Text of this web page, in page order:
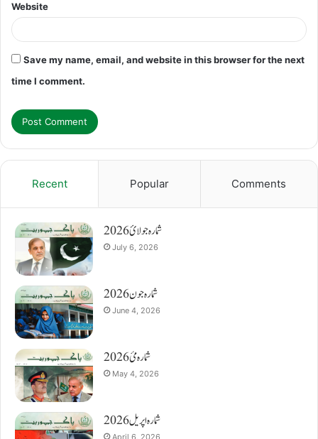
Website
Save my name, email, and website in this browser for the next
time I comment.
Recent Popular Comments
شمارہ جولائ 2026
July 6, 2026
شمارہ جون 2026
June 4, 2026
شمارہ مئ 2026
May 4, 2026
شمارہ اپریل 2026
April 6, 2026